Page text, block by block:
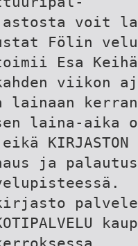
voit
Fölin
Esa
viikon
kerran
laina-aika
KIRJASTON
ja